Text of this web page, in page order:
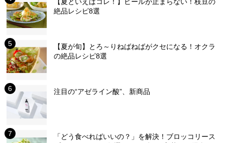
絶品レシピ8選
【夏が旬】とろ～りねばねばがクセになる！オクラ
の絶品レシピ8選
注目の“アゼライン酸”、新商品
「どう食べればいいの？」を解決！ブロッコリース